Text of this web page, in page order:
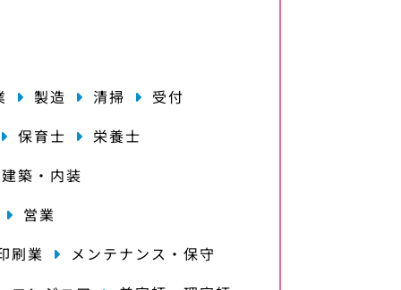
製造 清掃
受付
保育士
栄養士
築・内装
営業
刷業
メンテナンス・保守